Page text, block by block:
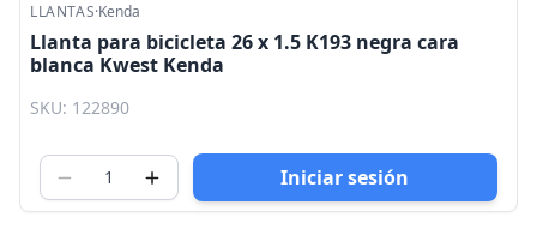
LLANTAS·Kenda
Llanta para bicicleta 26 x 1.5 K193 negra cara
blanca Kwest Kenda
SKU: 122890
Iniciar sesión